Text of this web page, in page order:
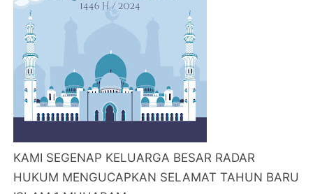
KAMI SEGENAP KELUARGA BESAR RADAR
HUKUM MENGUCAPKAN SELAMAT TAHUN BARU